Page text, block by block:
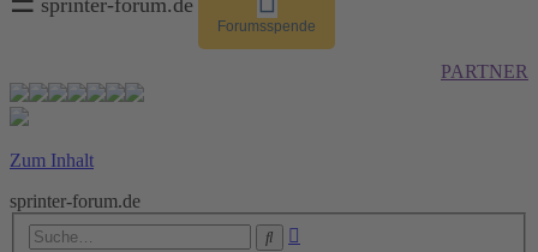
sprinter-forum.de
Forumsspende
PARTNER
Zum Inhalt
sprinter-forum.de
Suche